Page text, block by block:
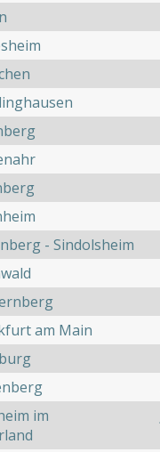
- Sindolsheim
am Main
im